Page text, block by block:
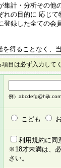
集計・分析その他
れの目的に 応じ
登録した全ての会
得ることなく、
は修正することが
に掲示したとき
本サイトに掲示し
は、すべて会員登
、会員登録希望者
をお預かりいたし
ご利用いただけな
目は必ず入力して
例）abcdefg@hijk.com
こども
利用規約に同
※18才未満は、
さい。